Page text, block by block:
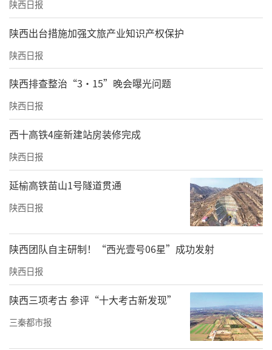
陕西日报
​陕西出台措施加强文旅产业知识产权保护
陕西日报
陕西排查整治“3·15”晚会曝光问题
陕西日报
西十高铁4座新建站房装修完成
陕西日报
延榆高铁苗山1号隧道贯通
陕西日报
陕西团队自主研制！“西光壹号06星”成功发射
陕西日报
陕西三项考古 参评“十大考古新发现”
三秦都市报